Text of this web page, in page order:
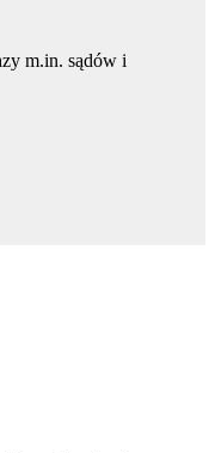
m.in. sądów i